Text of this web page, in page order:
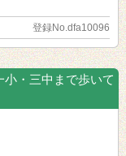
登録No.dfa10096
・三中まで歩いて